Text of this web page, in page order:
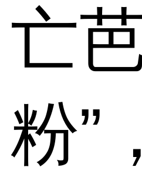
亡
粉”